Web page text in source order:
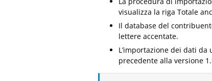
visualizza la riga Totale
Il database del
lettere accentate.
L’importazione dei dati
precedente alla versione